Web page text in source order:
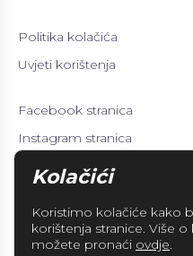
Politika kolačića
Uvjeti korištenja
Facebook stranica
Instagram stranica
Turistička zajednica
Kolačići
Koristimo kolačiće kako
korištenja stranice. Više
možete pronaći ovdje.